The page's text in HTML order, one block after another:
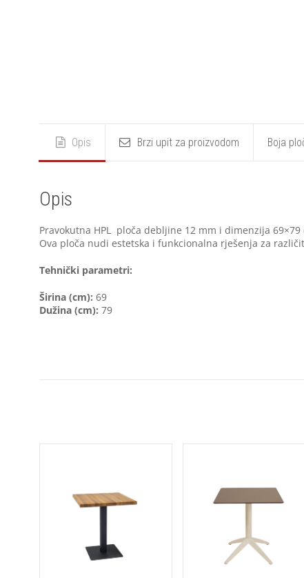
Opis Brzi upit za proizvodom Boja
Opis
Pravokutna HPL ploča debljine 12 mm i dimenzija
Ova ploča nudi estetska i funkcionalna rješenja za
Tehnički parametri:
Širina (cm): 69
Dužina (cm): 79